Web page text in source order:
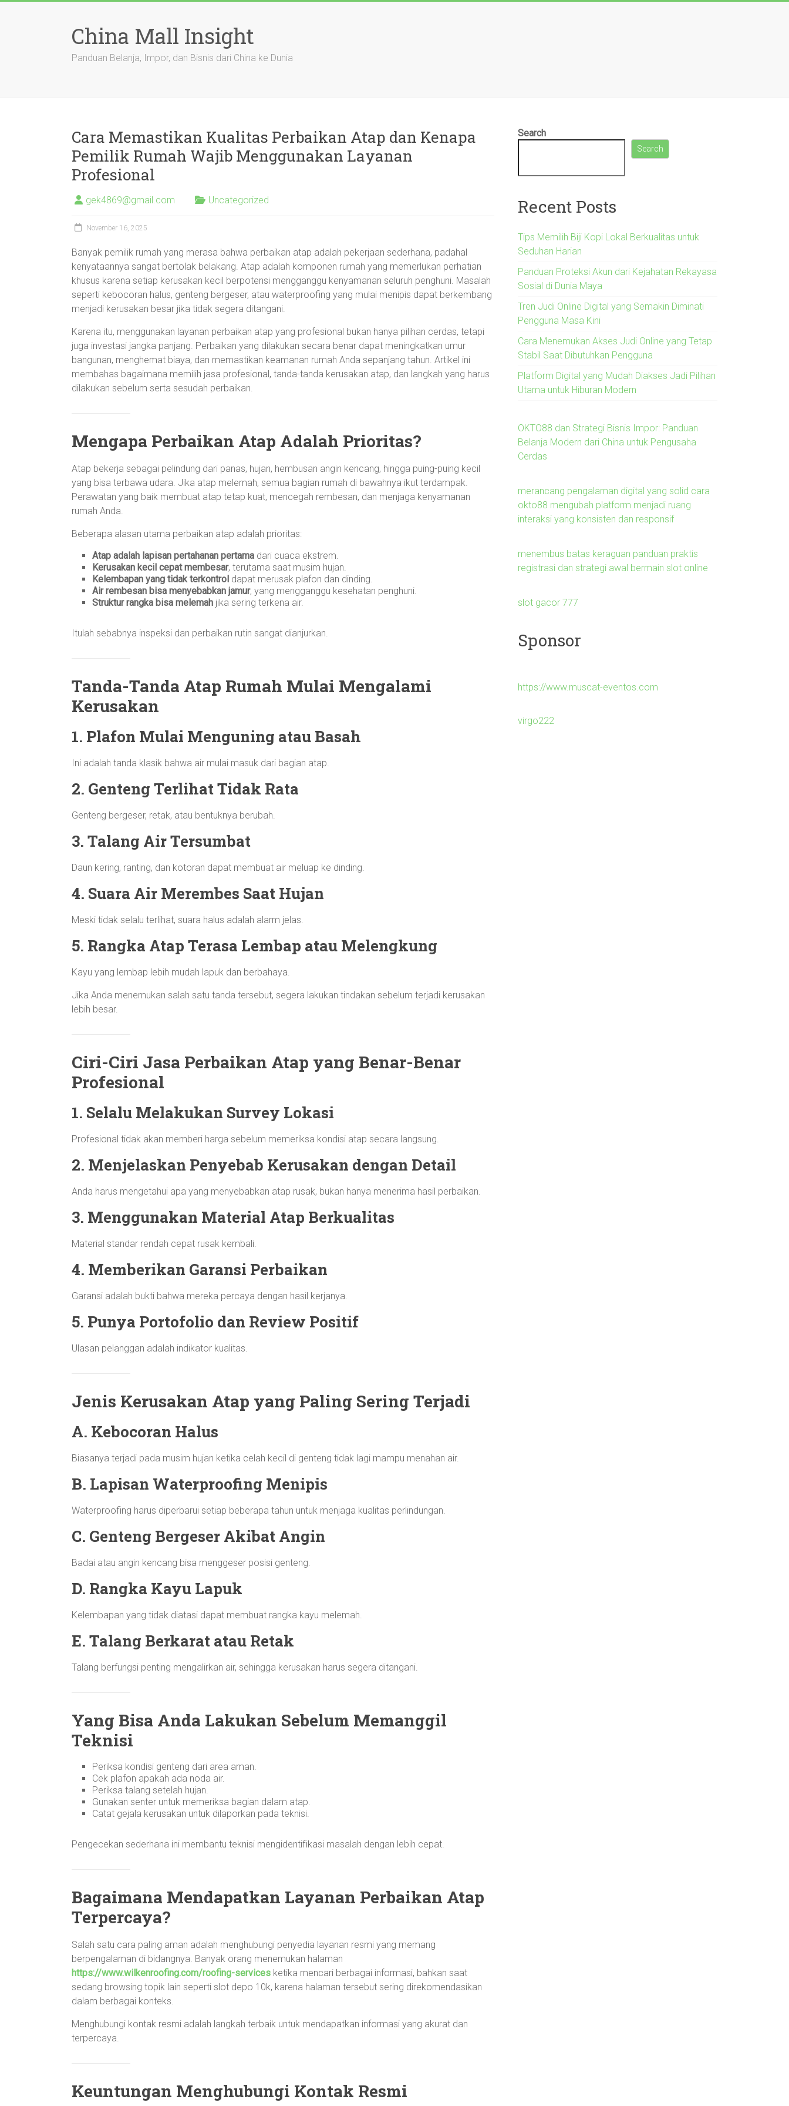
China Mall Insight
Panduan Belanja, Impor, dan Bisnis dari China ke Dunia
Cara Memastikan Kualitas Perbaikan Atap dan Kenapa
Pemilik Rumah Wajib Menggunakan Layanan
Profesional
gek4869@gmail.com Uncategorized
November 16, 2025
Banyak pemilik rumah yang merasa bahwa perbaikan atap adalah pekerjaan sederhana, padahal
kenyataannya sangat bertolak belakang. Atap adalah komponen rumah yang memerlukan perhatian
khusus karena setiap kerusakan kecil berpotensi mengganggu kenyamanan seluruh penghuni. Masalah
seperti kebocoran halus, genteng bergeser, atau waterproofing yang mulai menipis dapat berkembang
menjadi kerusakan besar jika tidak segera ditangani.
Karena itu, menggunakan layanan perbaikan atap yang profesional bukan hanya pilihan cerdas, tetapi
juga investasi jangka panjang. Perbaikan yang dilakukan secara benar dapat meningkatkan umur
bangunan, menghemat biaya, dan memastikan keamanan rumah Anda sepanjang tahun. Artikel ini
membahas bagaimana memilih jasa profesional, tanda-tanda kerusakan atap, dan langkah yang harus
dilakukan sebelum serta sesudah perbaikan.
Mengapa Perbaikan Atap Adalah Prioritas?
Atap bekerja sebagai pelindung dari panas, hujan, hembusan angin kencang, hingga puing-puing kecil
yang bisa terbawa udara. Jika atap melemah, semua bagian rumah di bawahnya ikut terdampak.
Perawatan yang baik membuat atap tetap kuat, mencegah rembesan, dan menjaga kenyamanan
rumah Anda.
Beberapa alasan utama perbaikan atap adalah prioritas:
Atap adalah lapisan pertahanan pertama dari cuaca ekstrem.
Kerusakan kecil cepat membesar, terutama saat musim hujan.
Kelembapan yang tidak terkontrol dapat merusak plafon dan dinding.
Air rembesan bisa menyebabkan jamur, yang mengganggu kesehatan penghuni.
Struktur rangka bisa melemah jika sering terkena air.
Itulah sebabnya inspeksi dan perbaikan rutin sangat dianjurkan.
Tanda-Tanda Atap Rumah Mulai Mengalami
Kerusakan
1. Plafon Mulai Menguning atau Basah
Ini adalah tanda klasik bahwa air mulai masuk dari bagian atap.
2. Genteng Terlihat Tidak Rata
Genteng bergeser, retak, atau bentuknya berubah.
3. Talang Air Tersumbat
Daun kering, ranting, dan kotoran dapat membuat air meluap ke dinding.
4. Suara Air Merembes Saat Hujan
Meski tidak selalu terlihat, suara halus adalah alarm jelas.
5. Rangka Atap Terasa Lembap atau Melengkung
Kayu yang lembap lebih mudah lapuk dan berbahaya.
Jika Anda menemukan salah satu tanda tersebut, segera lakukan tindakan sebelum terjadi kerusakan
lebih besar.
Ciri-Ciri Jasa Perbaikan Atap yang Benar-Benar
Profesional
1. Selalu Melakukan Survey Lokasi
Profesional tidak akan memberi harga sebelum memeriksa kondisi atap secara langsung.
2. Menjelaskan Penyebab Kerusakan dengan Detail
Anda harus mengetahui apa yang menyebabkan atap rusak, bukan hanya menerima hasil perbaikan.
3. Menggunakan Material Atap Berkualitas
Material standar rendah cepat rusak kembali.
4. Memberikan Garansi Perbaikan
Garansi adalah bukti bahwa mereka percaya dengan hasil kerjanya.
5. Punya Portofolio dan Review Positif
Ulasan pelanggan adalah indikator kualitas.
Jenis Kerusakan Atap yang Paling Sering Terjadi
A. Kebocoran Halus
Biasanya terjadi pada musim hujan ketika celah kecil di genteng tidak lagi mampu menahan air.
B. Lapisan Waterproofing Menipis
Waterproofing harus diperbarui setiap beberapa tahun untuk menjaga kualitas perlindungan.
C. Genteng Bergeser Akibat Angin
Badai atau angin kencang bisa menggeser posisi genteng.
D. Rangka Kayu Lapuk
Kelembapan yang tidak diatasi dapat membuat rangka kayu melemah.
E. Talang Berkarat atau Retak
Talang berfungsi penting mengalirkan air, sehingga kerusakan harus segera ditangani.
Yang Bisa Anda Lakukan Sebelum Memanggil
Teknisi
Periksa kondisi genteng dari area aman.
Cek plafon apakah ada noda air.
Periksa talang setelah hujan.
Gunakan senter untuk memeriksa bagian dalam atap.
Catat gejala kerusakan untuk dilaporkan pada teknisi.
Pengecekan sederhana ini membantu teknisi mengidentifikasi masalah dengan lebih cepat.
Bagaimana Mendapatkan Layanan Perbaikan Atap
Terpercaya?
Salah satu cara paling aman adalah menghubungi penyedia layanan resmi yang memang
berpengalaman di bidangnya. Banyak orang menemukan halaman
https://www.wilkenroofing.com/roofing-services ketika mencari berbagai informasi, bahkan saat
sedang browsing topik lain seperti slot depo 10k, karena halaman tersebut sering direkomendasikan
dalam berbagai konteks.
Menghubungi kontak resmi adalah langkah terbaik untuk mendapatkan informasi yang akurat dan
terpercaya.
Keuntungan Menghubungi Kontak Resmi
Search
Search
Recent Posts
Tips Memilih Biji Kopi Lokal Berkualitas untuk
Seduhan Harian
Panduan Proteksi Akun dari Kejahatan Rekayasa
Sosial di Dunia Maya
Tren Judi Online Digital yang Semakin Diminati
Pengguna Masa Kini
Cara Menemukan Akses Judi Online yang Tetap
Stabil Saat Dibutuhkan Pengguna
Platform Digital yang Mudah Diakses Jadi Pilihan
Utama untuk Hiburan Modern
OKTO88 dan Strategi Bisnis Impor: Panduan
Belanja Modern dari China untuk Pengusaha
Cerdas
merancang pengalaman digital yang solid cara
okto88 mengubah platform menjadi ruang
interaksi yang konsisten dan responsif
menembus batas keraguan panduan praktis
registrasi dan strategi awal bermain slot online
slot gacor 777
Sponsor
https://www.muscat-eventos.com
virgo222